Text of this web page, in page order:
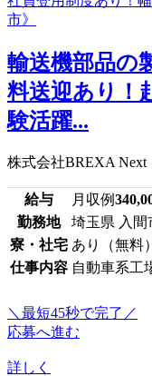
輸送機部品の
料送迎あり！
験活躍...
株式会社BREXA Next
給与 月収例
勤務地
埼玉県 入間
寮・社宅 あり（無料）
仕事内容 自動車系工
＼最短45秒で完了／
応募へ進む
詳しく